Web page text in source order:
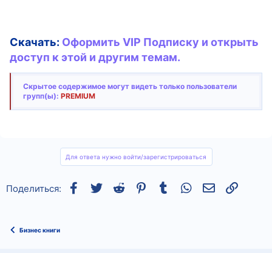
Скачать: Оформить VIP Подписку и открыть
доступ к этой и другим темам.
Скрытое содержимое могут видеть только пользователи
групп(ы): PREMIUM
Для ответа нужно войти/зарегистрироваться
Поделиться: Facebook
TwitterReddit Pinterest
Tumblr WhatsAppСсылка
Бизнес книги